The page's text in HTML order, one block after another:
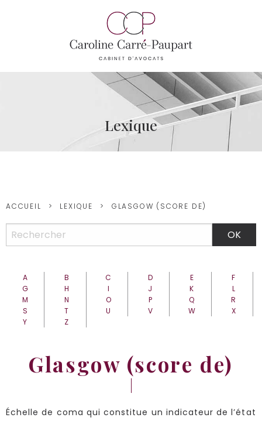
Lexique
ACCUEIL LEXIQUE GLASGOW (SCORE DE)
A B C D E
F
G
H I J K
L
M
N O P Q
R
S
T U V W
X
Y
Z
Glasgow (score de)
Échelle de coma qui constitue un indicateur de l’état